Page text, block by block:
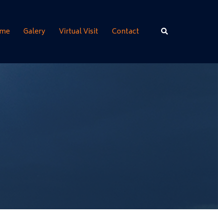
Galery Virtual Visit Contact Rechercher